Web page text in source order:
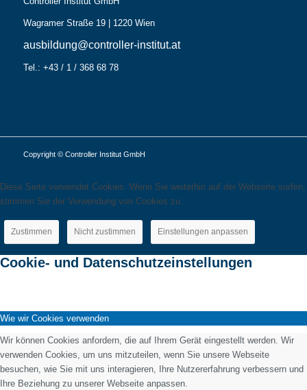
Wagramer Straße 19 | 1220 Wien
ausbildung@controller-institut.at
Tel.: +43 / 1 / 368 68 78
Copyright © Controller Institut GmbH
Diese Seite verwendet Cookies. Wenn Sie weiterhin auf der Webseite surfen,
stimmen Sie der Verwendung von Cookies zu.
Zustimmen Nicht zustimmen Einstellungen anpassen
Cookie- und Datenschutzeinstellungen
Wie wir Cookies verwenden
Wir können Cookies anfordern, die auf Ihrem Gerät eingestellt werden. Wir
verwenden Cookies, um uns mitzuteilen, wenn Sie unsere Webseite
besuchen, wie Sie mit uns interagieren, Ihre Nutzererfahrung verbessern und
Ihre Beziehung zu unserer Webseite anpassen.